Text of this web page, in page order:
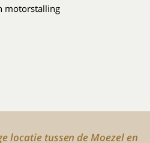
motorstalling
locatie tussen de Moezel en